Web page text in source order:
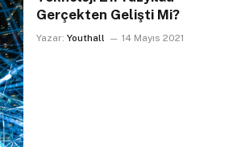
Gerçekten Gelişti Mi?
Yazar: Youthall 14 Mayıs 2021